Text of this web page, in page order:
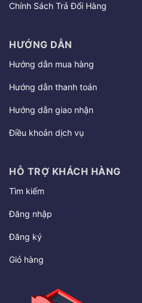
Chính Sách Trả Đổi Hàng
HƯỚNG DẪN
Hướng dẫn mua hàng
Hướng dẫn thanh toán
Hướng dẫn giao nhận
Điều khoản dịch vụ
HỖ TRỢ KHÁCH HÀNG
Tìm kiếm
Đăng nhập
Đăng ký
Giỏ hàng